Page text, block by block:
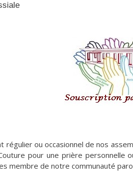
régulier ou occasionnel de nos
pour une prière personnelle
membre de notre communauté